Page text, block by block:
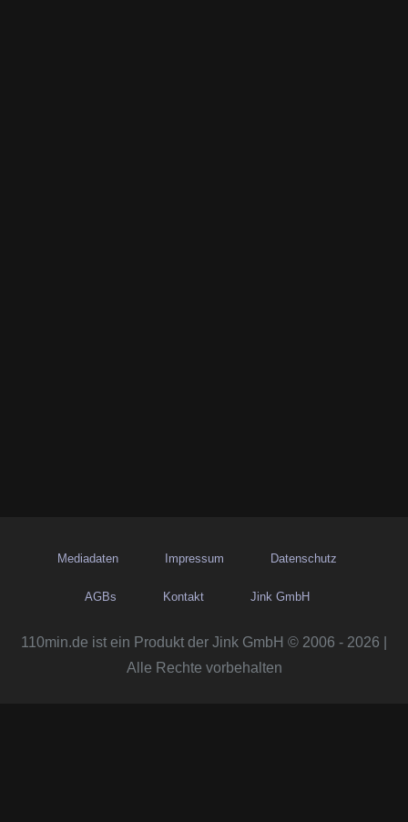
Mediadaten Impressum Datenschutz
AGBs Kontakt Jink GmbH
110min.de ist ein Produkt der Jink GmbH © 2006 - 2026 |
Alle Rechte vorbehalten